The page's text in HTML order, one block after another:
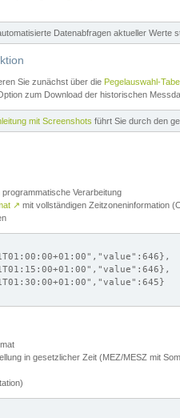
Datenabfragen aktueller Werte
Sie zunächst über die Pegelauswahl-
zum Download der historischen
mit Screenshots führt Sie durch den
Verarbeitung
↗ mit vollständigen Zeitzoneninformation
in gesetzlicher Zeit (MEZ/MESZ mit